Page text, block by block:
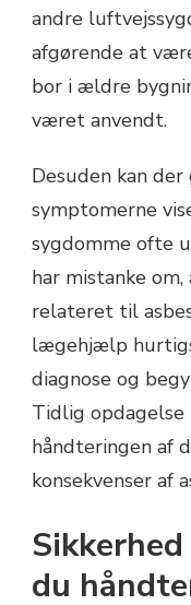
andre
afgørende at
bor i ældre
været anvendt.
Desuden kan
symptomerne
sygdomme ofte
har mistanke
relateret til
lægehjælp
diagnose og
Tidlig
håndteringen af
konsekvenser af
du